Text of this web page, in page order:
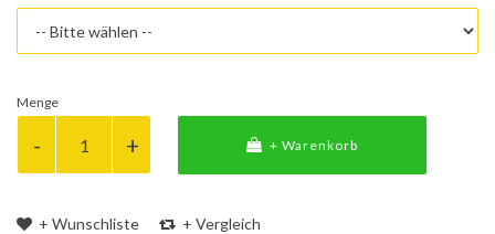
Menge
+ Warenkorb
+ Wunschliste + Vergleich